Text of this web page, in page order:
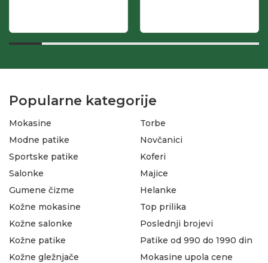
Popularne kategorije
Mokasine
Modne patike
Sportske patike
Salonke
Gumene čizme
Torbe
Novčanici
Koferi
Majice
Helanke
Kožne mokasine
Kožne salonke
Kožne patike
Kožne gležnjače
Top prilika
Poslednji brojevi
Patike od 990 do 1990 din
Mokasine upola cene